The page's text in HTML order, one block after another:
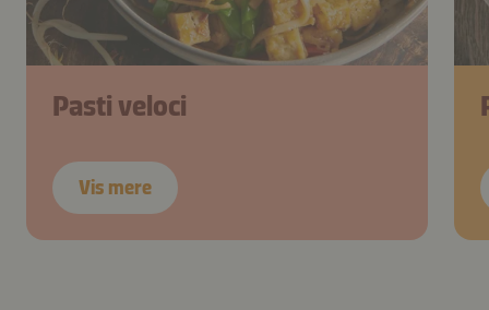
Pasti veloci
Vis mere